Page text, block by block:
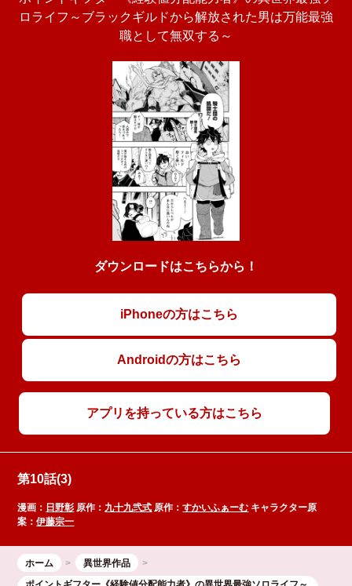
ロライフ～ブラックギルドから解放された男は万能最強
職として無双する～
ダウンロードはこちらから！
iPhoneの方はこちら
Androidの方はこちら
アプリを持っている方はこちら
第10話(3)
漫画： 日野彰 原作： 九十九弐式 原作：すかいふぁーむ キャラクター原
案：伊藤宗一
ホーム
異世界作品